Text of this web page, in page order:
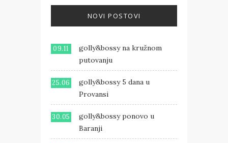
NOVI POSTOVI
09.11
golly&bossy na kružnom
putovanju
25.06
golly&bossy 5 dana u
Provansi
30.05
golly&bossy ponovo u
Baranji